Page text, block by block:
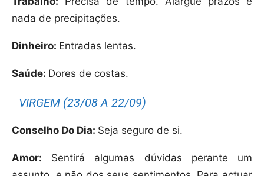
nada de precipitações.
Dinheiro: Entradas lentas.
Saúde: Dores de costas.
VIRGEM (23/08 A 22/09)
Conselho Do Dia: Seja seguro de si.
Amor: Sentirá algumas dúvidas perante um